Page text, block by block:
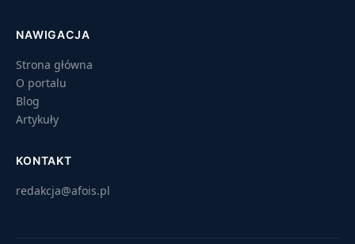
NAWIGACJA
Strona główna
O portalu
Blog
Artykuły
KONTAKT
redakcja@afois.pl